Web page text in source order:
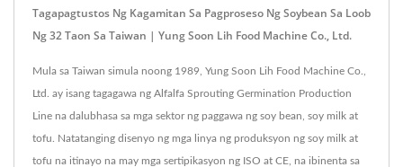
Tagapagtustos Ng Kagamitan Sa Pagproseso Ng Soybean Sa Loob
Ng 32 Taon Sa Taiwan | Yung Soon Lih Food Machine Co., Ltd.
Mula sa Taiwan simula noong 1989, Yung Soon Lih Food Machine Co.,
Ltd. ay isang tagagawa ng Alfalfa Sprouting Germination Production
Line na dalubhasa sa mga sektor ng paggawa ng soy bean, soy milk at
tofu. Natatanging disenyo ng mga linya ng produksyon ng soy milk at
tofu na itinayo na may mga sertipikasyon ng ISO at CE, na ibinenta sa